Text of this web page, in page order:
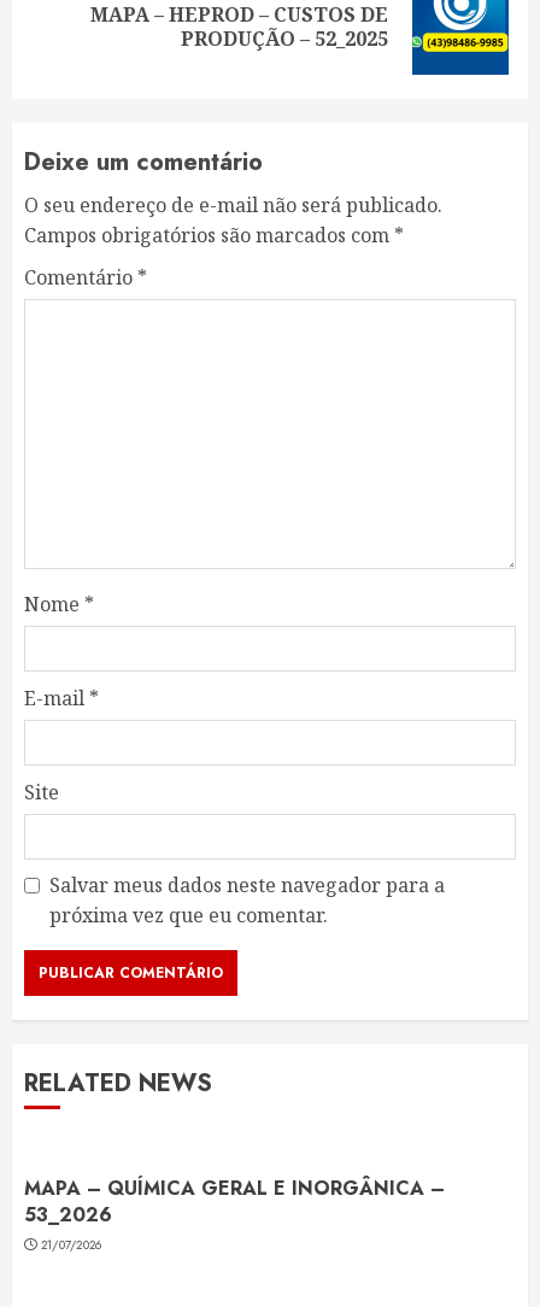
MAPA – HEPROD – CUSTOS DE
PRODUÇÃO – 52_2025
Deixe um comentário
O seu endereço de e-mail não será publicado.
Campos obrigatórios são marcados com *
Comentário *
Nome *
E-mail *
Site
Salvar meus dados neste navegador para a
próxima vez que eu comentar.
RELATED NEWS
MAPA – QUÍMICA GERAL E INORGÂNICA –
53_2026
21/07/2026